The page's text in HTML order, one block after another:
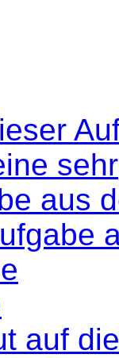
sehr
aus
auf die